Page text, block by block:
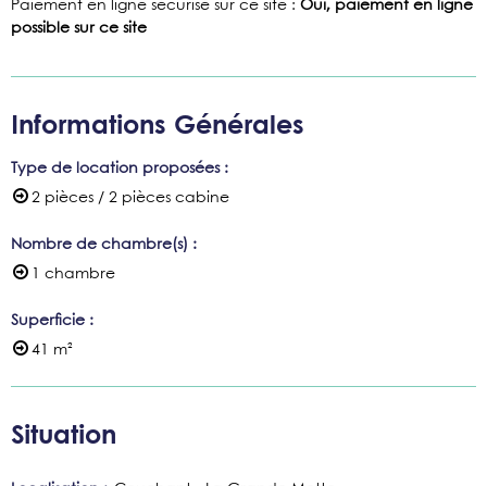
Paiement en ligne sécurisé sur ce site : Oui, paiement en ligne
possible sur ce site
Informations Générales
Type de location proposées :
2 pièces / 2 pièces cabine
Nombre de chambre(s) :
1 chambre
Superficie :
41
m²
Situation